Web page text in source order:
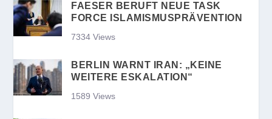
FAESER BERUFT NEUE TASK
FORCE ISLAMISMUSPRÄVENTION
7334 Views
BERLIN WARNT IRAN: „KEINE
WEITERE ESKALATION“
1589 Views